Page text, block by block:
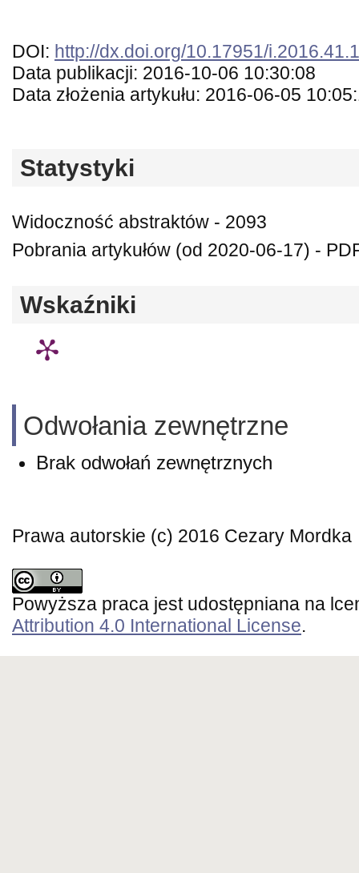
DOI: http://dx.doi.org/10.17951/
Data publikacji: 2016-10-06 10:30:08
Data złożenia artykułu: 2016-06-05
Statystyki
Widoczność abstraktów - 2093
Pobrania artykułów (od 2020-06-17) -
Wskaźniki
Odwołania zewnętrzne
Brak odwołań zewnętrznych
Prawa autorskie (c) 2016 Cezary Mordka
Powyższa praca jest udostępniana na
Attribution 4.0 International License.